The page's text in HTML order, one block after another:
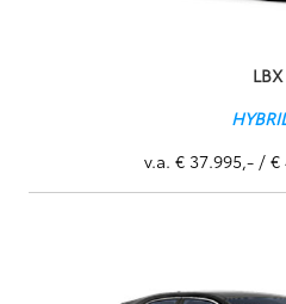
LBX
v.a. € 37.995,- /